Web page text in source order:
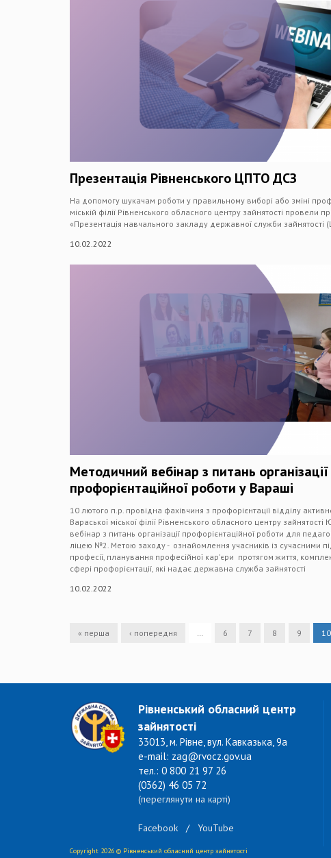
Презентація Рівненського ЦПТО ДСЗ
На допомогу шукачам роботи у правильному виборі або зміні
міській філії Рівненського обласного центру зайнятості провели
«Презентація навчального закладу державної служби
10.02.2022
Методичний вебінар з питань організації
профорієнтаційної роботи у Вараші
10 лютого п.р. провідна фахівчиня з профорієнтації відділу
Вараської міської філії Рівненського обласного центру
вебінар з питань організації профорієнтаційної роботи для
ліцею №2. Метою заходу - ознайомлення учасників із сучасними
професії, планування професійної кар’єри протягом життя,
сфері профорієнтації, які надає державна служба зайнятості
10.02.2022
« перша ‹ попередня 6 7 8 9 10
Рівненський обласний центр
зайнятості
33013, м. Рівне, вул. Кавказька, 9а
e-mail: zag@rvocz.gov.ua
тел.: 0 800 21 97 26
(0362) 46 05 72
(переглянути на карті)
Facebook / YouTube
Copyright 2026 © Рівненський обласний центр зайнятості